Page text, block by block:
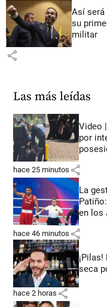
Así será
su
militar
share
Las más leídas
Video
por
hace 25 minutos share
La
en los
hace 46 minutos share
seca
hace 2 horas share